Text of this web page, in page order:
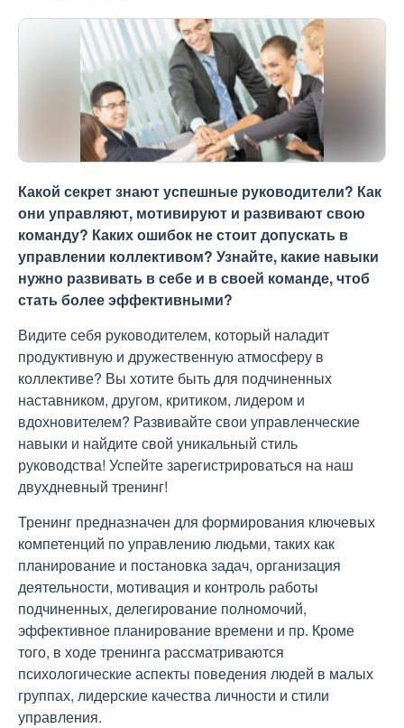
Какой секрет знают успешные руководители? Как
они управляют, мотивируют и развивают свою
команду? Каких ошибок не стоит допускать в
управлении коллективом? Узнайте, какие навыки
нужно развивать в себе и в своей команде, чтоб
стать более эффективными?
Видите себя руководителем, который наладит
продуктивную и дружественную атмосферу в
коллективе? Вы хотите быть для подчиненных
наставником, другом, критиком, лидером и
вдохновителем? Развивайте свои управленческие
навыки и найдите свой уникальный стиль
руководства! Успейте зарегистрироваться на наш
двухдневный тренинг!
Тренинг предназначен для формирования ключевых
компетенций по управлению людьми, таких как
планирование и постановка задач, организация
деятельности, мотивация и контроль работы
подчиненных, делегирование полномочий,
эффективное планирование времени и пр. Кроме
того, в ходе тренинга рассматриваются
психологические аспекты поведения людей в малых
группах, лидерские качества личности и стили
управления.